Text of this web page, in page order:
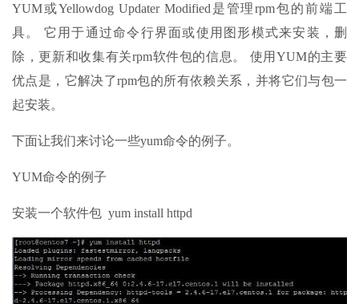
YUM或Yellowdog Updater Modified是管理rpm包的前端工
具。 它用于通过命令行界面或使用图形模式来安装，删
除，更新和收集有关rpm软件包的信息。 使用YUM的主要
优点是，它解决了rpm包的所有依赖关系，并将它们与包一
起安装。
下面让我们来讨论一些yum命令的例子。
YUM命令的例子
安装一个软件包 yum install httpd